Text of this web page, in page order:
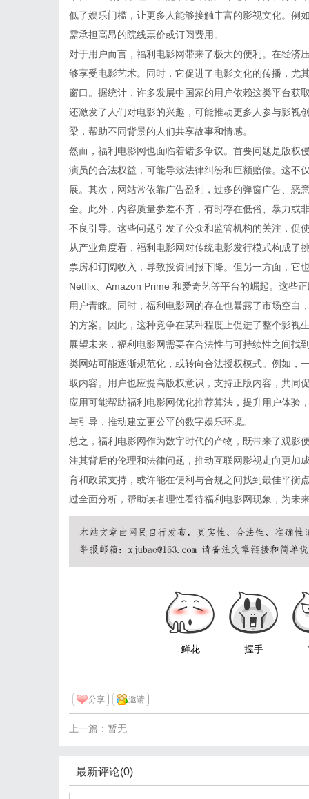
低了娱乐门槛，让更多人能够接触丰富的影视文化。例
需承担高昂的院线票价或订阅费用。
对于用户而言，福利电影网带来了极大的便利。在经济
够享受电影艺术。同时，它促进了电影文化的传播，尤
窗口。据统计，许多发展中国家的用户依赖这类平台获
还激发了人们对电影的兴趣，可能推动更多人参与影视
梁，帮助不同背景的人们共享故事和情感。
然而，福利电影网也面临着诸多争议。首要问题是版权
演员的合法权益，可能导致法律纠纷和巨额赔偿。这不
展。其次，网站常依靠广告盈利，过多的弹窗广告、恶
全。此外，内容质量参差不齐，有时存在低俗、暴力或
不良引导。这些问题引发了公众和监管机构的关注，促
从产业角度看，福利电影网对传统电影发行模式构成了
票房和订阅收入，导致投资回报下降。但另一方面，它
Netflix、Amazon Prime 和爱奇艺等平台的崛起。这些
用户青睐。同时，福利电影网的存在也暴露了市场空白
的方案。因此，这种竞争在某种程度上促进了整个影视
展望未来，福利电影网需要在合法性与可持续性之间找
类网站可能逐渐规范化，或转向合法授权模式。例如，
取内容。用户也应提高版权意识，支持正版内容，共同
应用可能帮助福利电影网优化推荐算法，提升用户体验
与引导，推动建立更公平的数字娱乐环境。
总之，福利电影网作为数字时代的产物，既带来了观影
注其背后的伦理和法律问题，推动互联网影视走向更加
育和政策支持，或许能在便利与合规之间找到最佳平衡
过全面分析，帮助读者理性看待福利电影网现象，为未
鲜花 握手
分享 邀请
上一篇：暂无
最新评论(0)